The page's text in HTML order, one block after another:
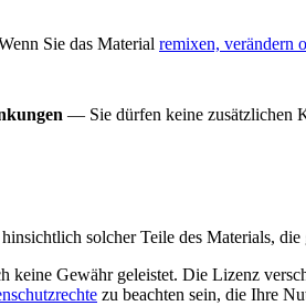
Sie das Material remixen, verändern
— Sie dürfen keine zusätzlichen
solcher Teile des Materials,
keine Gewähr geleistet. Die Lizenz
zu beachten sein, die Ihre